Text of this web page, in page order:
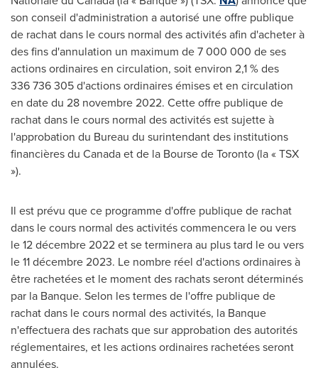
son conseil d'administration a autorisé une offre publique
de rachat dans le cours normal des activités afin d'acheter à
des fins d'annulation un maximum de 7 000 000 de ses
actions ordinaires en circulation, soit environ 2,1 % des
336 736 305 d'actions ordinaires émises et en circulation
en date du 28 novembre 2022. Cette offre publique de
rachat dans le cours normal des activités est sujette à
l'approbation du Bureau du surintendant des institutions
financières du Canadaet de la Bourse deToronto(la « TSX
»).
Il est prévu que ce programme d'offre publique de rachat
dans le cours normal des activités commencera le ou vers
le 12 décembre2022 etse terminera au plus tard le ou vers
le 11 décembre 2023. Le nombre réel d'actions ordinaires à
être rachetées et le moment des rachats seront déterminés
par la Banque. Selon les termes de l'offre publique de
rachat dans le cours normal des activités, la Banque
n'effectuera des rachats que sur approbation des autorités
réglementaires, et les actions ordinaires rachetées seront
annulées.